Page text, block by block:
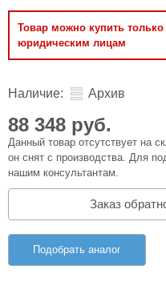
Товар можно купить
юридическим лицам
Наличие: Архив
88 348 руб.
Данный товар отсутствует на
он снят с производства. Для
нашим консультантам.
Заказ
Подобрать аналог